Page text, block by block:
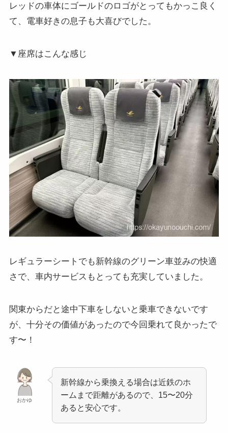
レッドの車体にゴールドのロゴがとってもかっこ良く
て、電車好きの息子も大喜びでした。
▼座席はこんな感じ
レギュラーシートでも新幹線のグリーン車並みの快適
さで、車内サービスもとっても充実していました。
関東からだと途中下車をしないと乗車できないです
が、十分その価値があったので今回乗れて良かったで
す〜！
おかゆ
新幹線から乗換える場合は近鉄のホ
ームまで距離があるので、15〜20分
あると安心です。